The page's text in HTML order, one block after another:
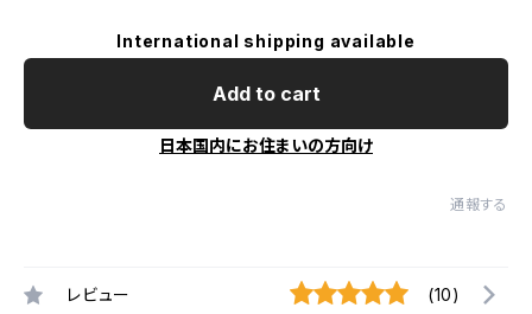
International shipping available
Add to cart
日本国内にお住まいの方向け
通報する
レビュー (10)